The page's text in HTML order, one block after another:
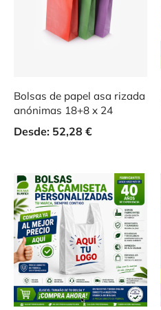
Bolsas de papel asa rizada
anónimas 18+8 x 24
Desde: 52,28 €